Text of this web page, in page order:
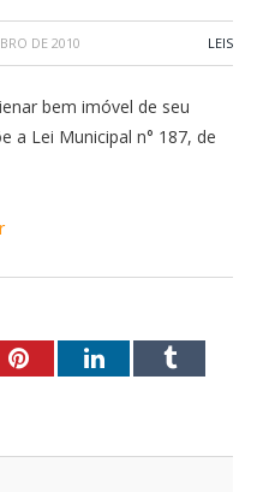
DE 2010 LEIS
bem imóvel de seu
a Lei Municipal n° 187, de
PinterestLinkedInTumblr